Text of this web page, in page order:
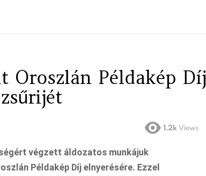
Oroszlán Példakép Díj
1.2k Views
végzett áldozatos munkájuk
Példakép Díj elnyerésére. Ezzel